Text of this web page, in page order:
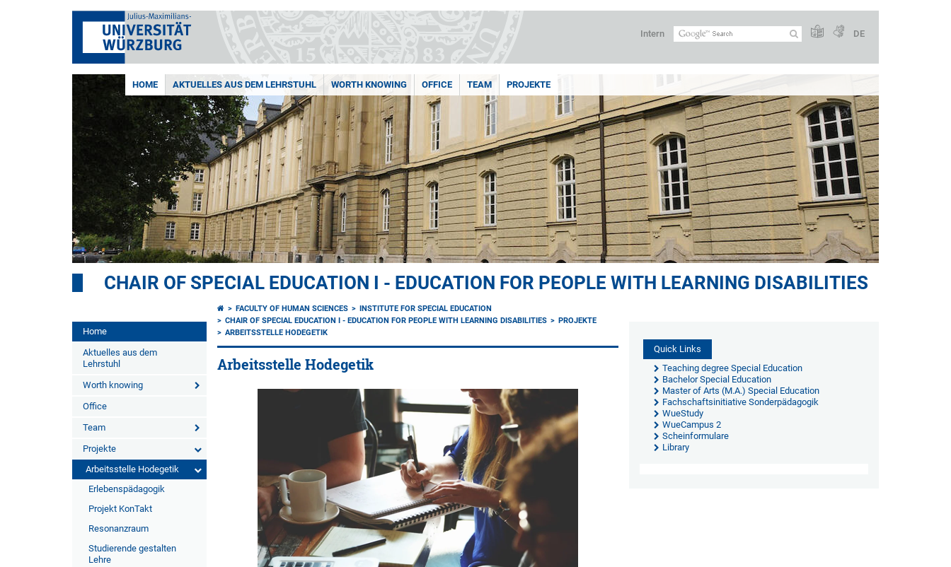
Intern DE
HOME AKTUELLES AUS DEM LEHRSTUHL WORTH KNOWING OFFICE TEAM PROJEKTE
CHAIR OF SPECIAL EDUCATION I - EDUCATION FOR PEOPLE WITH LEARNING DISABILITIES
Home
Aktuelles aus dem
Lehrstuhl
Worth knowing
Office
Team
Projekte
Arbeitsstelle Hodegetik
Erlebenspädagogik
Projekt KonTakt
Resonanzraum
Studierende gestalten
Lehre
FACULTY OF HUMAN SCIENCES
INSTITUTE FOR SPECIAL EDUCATION
CHAIR OF SPECIAL EDUCATION I - EDUCATION FOR PEOPLE WITH LEARNING DISABILITIES
PROJEKTE
ARBEITSSTELLE HODEGETIK
Arbeitsstelle Hodegetik
Quick Links
Teaching degree Special Education
Bachelor Special Education
Master of Arts (M.A.) Special Education
Fachschaftsinitiative Sonderpädagogik
WueStudy
WueCampus 2
Scheinformulare
Library